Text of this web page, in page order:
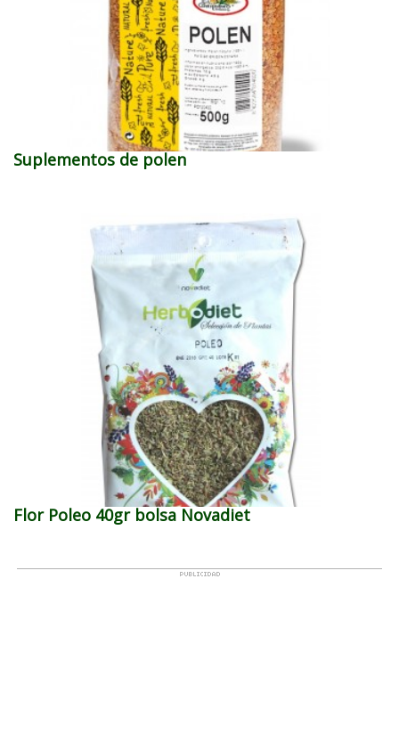
Suplementos de polen
Flor Poleo 40gr bolsa Novadiet